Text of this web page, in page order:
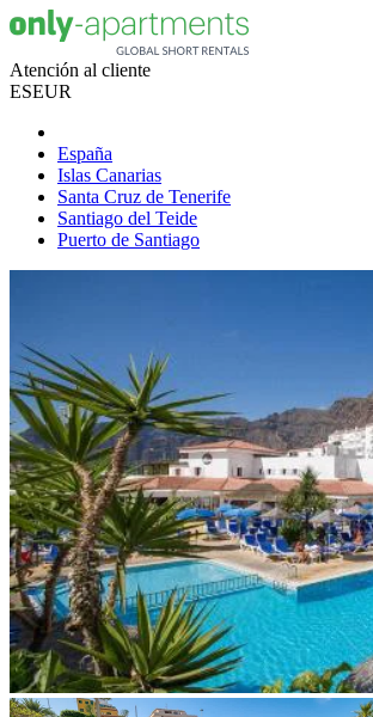
Atención al cliente
ESEUR
España
Islas Canarias
Santa Cruz de Tenerife
Santiago del Teide
Puerto de Santiago